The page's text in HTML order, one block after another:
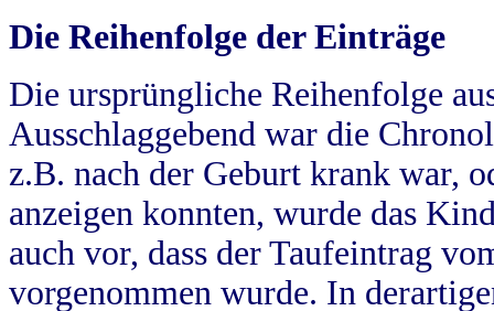
Die Reihenfolge der Einträge
Die ursprüngliche Reihenfolge
Ausschlaggebend war die
z.B. nach der Geburt krank war,
anzeigen konnten, wurde das
auch vor, dass der Taufeintrag
vorgenommen wurde. In